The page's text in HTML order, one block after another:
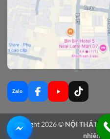
Zalo
Copyright 2026 © NỘI THẤT
nhiên